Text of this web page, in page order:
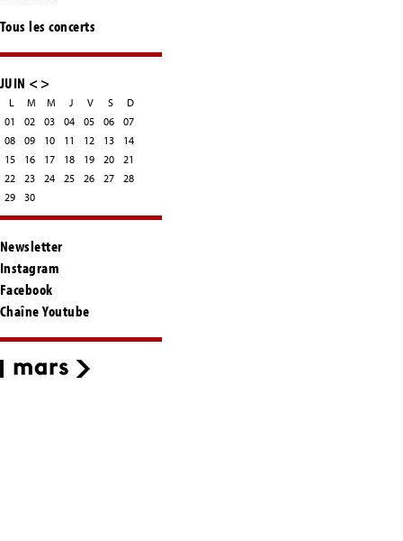
Tous les concerts
JUIN <>
L M M J V S
D
01
02 03 04 05 06
07
08
09 10 11 12 13
14
15
16 17 18 19 20
21
22
23 24 25 26 27
28
29
30
Newsletter
Instagram
Facebook
Chaîne Youtube